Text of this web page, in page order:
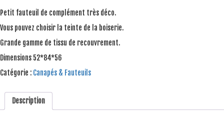
Petit fauteuil de complément très déco.
Vous pouvez choisir la teinte de la boiserie.
Grande gamme de tissu de recouvrement.
Dimensions 52*84*56
Catégorie : Canapés & Fauteuils
Description